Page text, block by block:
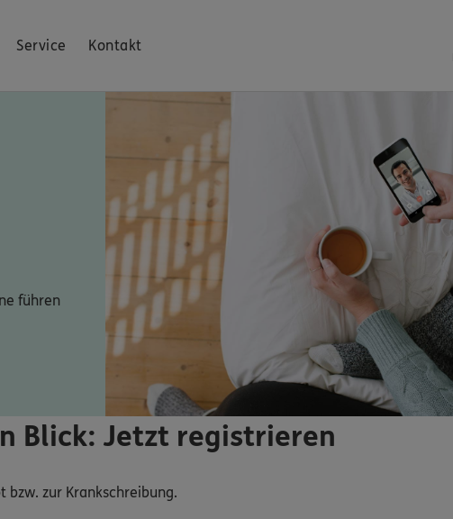
Service Kontakt
führen
Blick: Jetzt registrieren
bzw. zur Krankschreibung.